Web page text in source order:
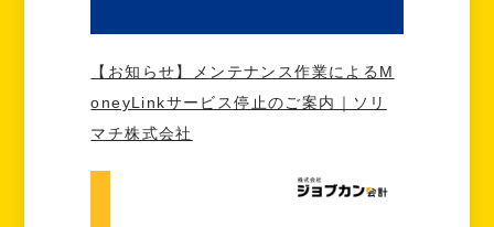
【お知らせ】メンテナンス作業によるM
oneyLinkサービス停止のご案内｜ソリ
マチ株式会社